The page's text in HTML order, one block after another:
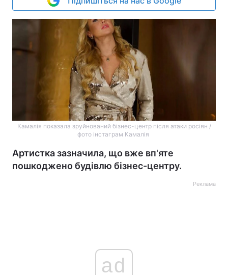
Камалія показала зруйнований бізнес-центр після атаки росіян /
фото інстаграм Камалія
Артистка зазначила, що вже вп'яте
пошкоджено будівлю бізнес-центру.
Реклама
ad